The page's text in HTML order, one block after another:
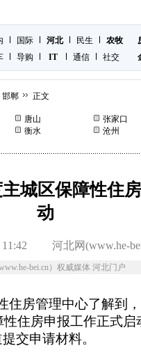
国际 河北 民生
农牧
导购 IT 通信 社交
邯郸 正文
唐山
张家口
衡水
沧州
城区保障性住
动
河北网(www.he-
bei.cn）权威媒体 河北门户
住房管理中心了解到
住房申报工作正式
交申请材料。